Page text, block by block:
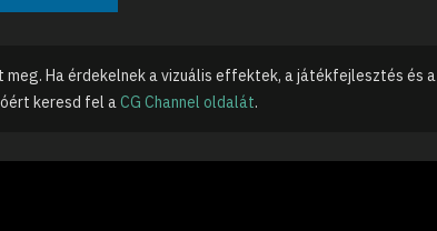
meg. Ha érdekelnek a vizuális effektek, a játékfejlesztés és a
keresd fel aCG Channel oldalát.